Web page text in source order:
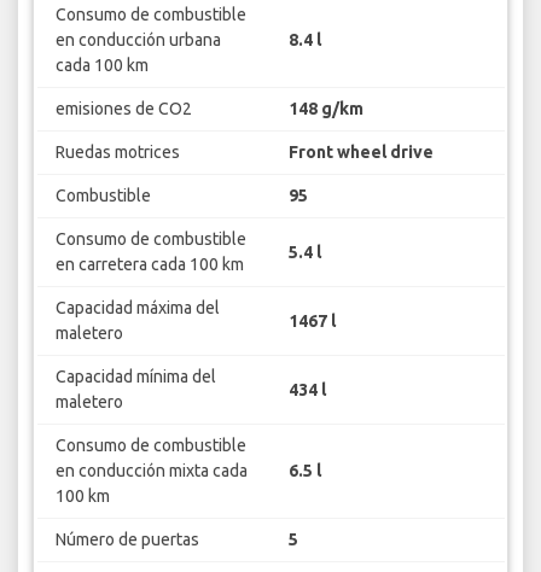
Consumo de combustible
en conducción urbana
cada 100 km
8.4 l
emisiones de CO2 148 g/km
Ruedas motrices Front wheel drive
Combustible 95
Consumo de combustible
en carretera cada 100 km
5.4 l
Capacidad máxima del
maletero
1467 l
Capacidad mínima del
maletero
434 l
Consumo de combustible
en conducción mixta cada
100 km
6.5 l
Número de puertas 5